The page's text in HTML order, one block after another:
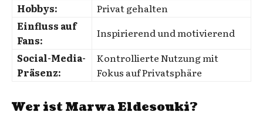
Hobbys:
Privat gehalten
Einfluss auf
Fans:
Inspirierend und motivierend
Social-Media-
Präsenz:
Kontrollierte Nutzung mit
Fokus auf Privatsphäre
Wer ist Marwa Eldesouki?